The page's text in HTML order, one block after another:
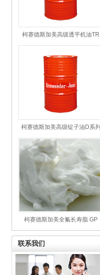
柯赛德斯加美高级透平机油TR
柯赛德斯加美高级锭子油D系列
柯赛德斯加美全氟长寿脂 GP
联系我们